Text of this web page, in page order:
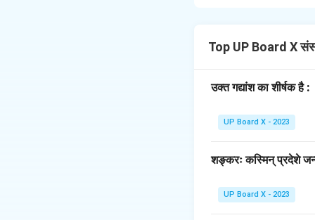
बहुत अधिक धन और
अमानवीय एवं संवेदनहीन:
नहीं समझता। उसका
सामाजिक कुरीति का
समाज में अपनी झूठी
अदूरदर्शी:वह अपने
संक्षेप में, रमानाथ एक
Top UP Board X
उक्त गद्यांश का शीर्षक है :
UP Board X - 2023
शङ्करः कस्मिन् प्रदेशे
UP Board X - 2023